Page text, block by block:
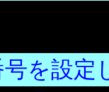
を設定